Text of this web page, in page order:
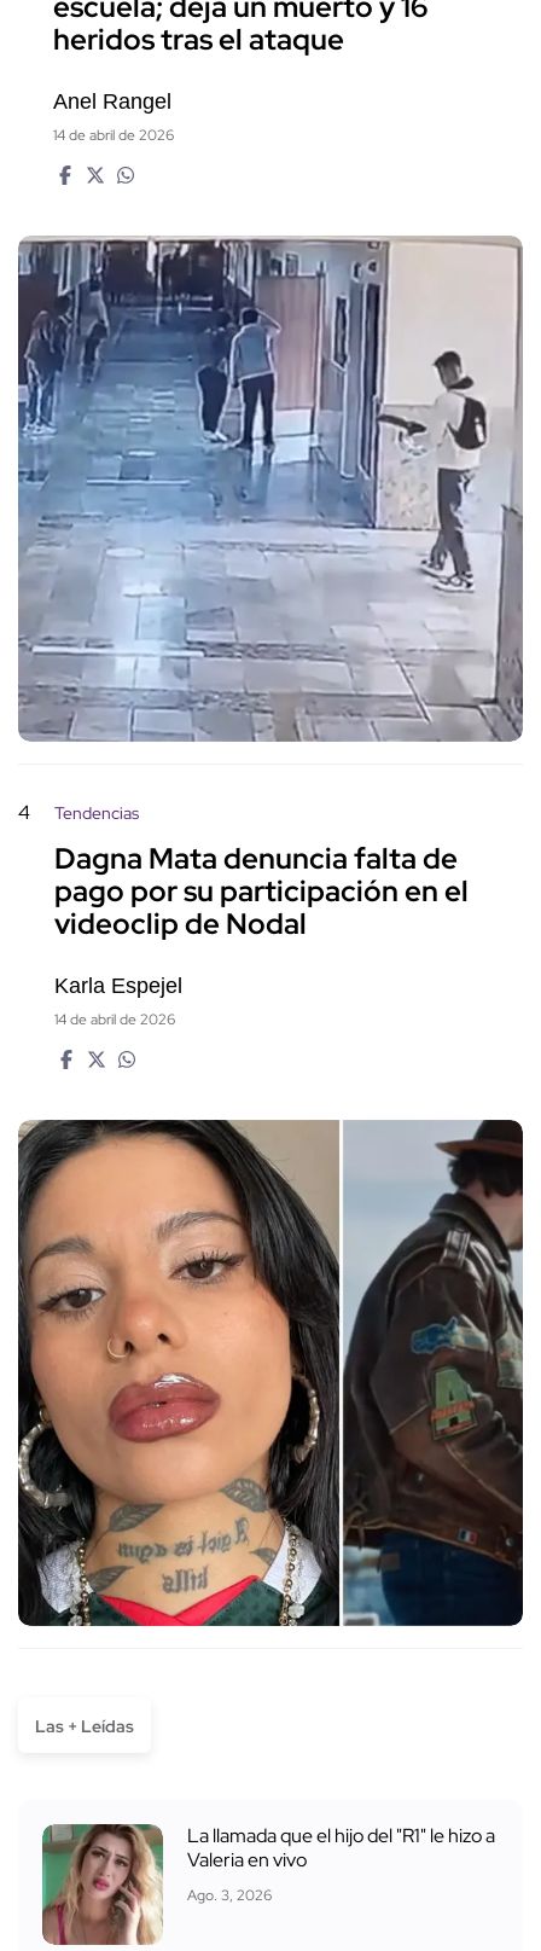
heridos tras el ataque
Anel Rangel
14 de abril de 2026
4 Tendencias
Dagna Mata denuncia falta de
pago por su participación en el
videoclip de Nodal
Karla Espejel
14 de abril de 2026
Las + Leídas
La llamada que el hijo del "R1" le hizo a
Valeria en vivo
Ago. 3, 2026